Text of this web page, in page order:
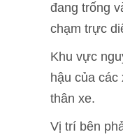
đang trống
chạm trực
Khu vực
hậu của
thân xe.
Vị trí bên